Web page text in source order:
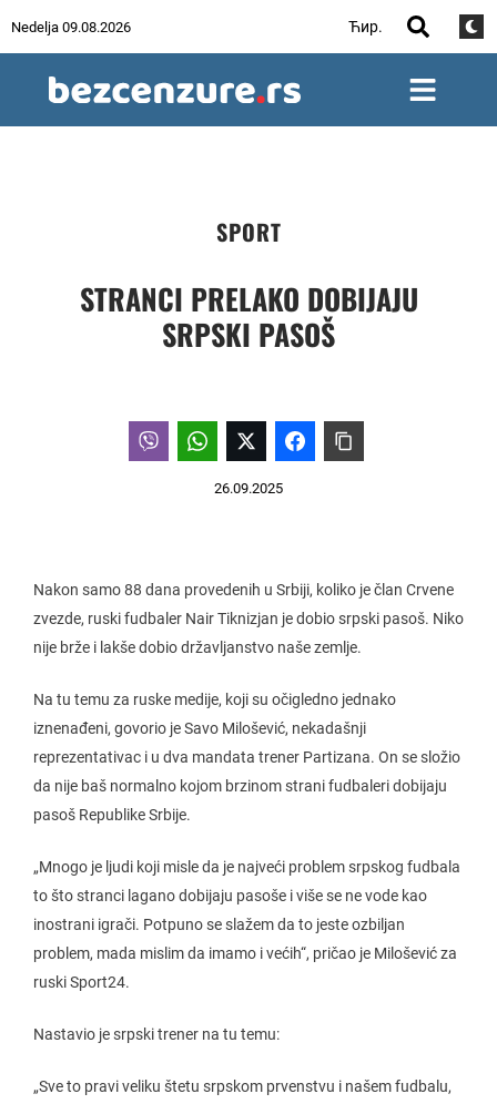
Nedelja 09.08.2026 Ћир.
SPORT
STRANCI PRELAKO DOBIJAJU
SRPSKI PASOŠ
26.09.2025
Nakon samo 88 dana provedenih u Srbiji, koliko je član Crvene
zvezde, ruski fudbaler Nair Tiknizjan je dobio srpski pasoš. Niko
nije brže i lakše dobio državljanstvo naše zemlje.
Na tu temu za ruske medije, koji su očigledno jednako
iznenađeni, govorio je Savo Milošević, nekadašnji
reprezentativac i u dva mandata trener Partizana. On se složio
da nije baš normalno kojom brzinom strani fudbaleri dobijaju
pasoš Republike Srbije.
„Mnogo je ljudi koji misle da je najveći problem srpskog fudbala
to što stranci lagano dobijaju pasoše i više se ne vode kao
inostrani igrači. Potpuno se slažem da to jeste ozbiljan
problem, mada mislim da imamo i većih“, pričao je Milošević za
ruski Sport24.
Nastavio je srpski trener na tu temu:
„Sve to pravi veliku štetu srpskom prvenstvu i našem fudbalu,